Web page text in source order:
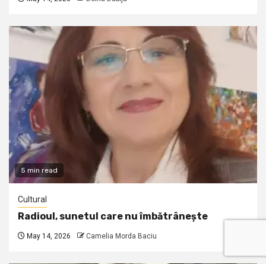
5 min read
Cultural
Radioul, sunetul care nu îmbătrânește
May 14, 2026 Camelia Morda Baciu